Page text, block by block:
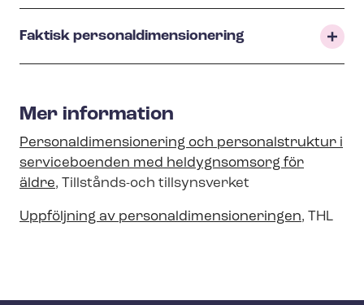
Faktisk per­so­nal­di­men­sio­ne­ring
Mer information
Per­so­nal­di­men­sio­ne­ring och personalstruktur i
serviceboenden med heldygnsomsorg för
äldre, Tillstånds-och tillsynsverket
Uppföljning av per­so­nal­di­men­sio­ne­ring­en, THL